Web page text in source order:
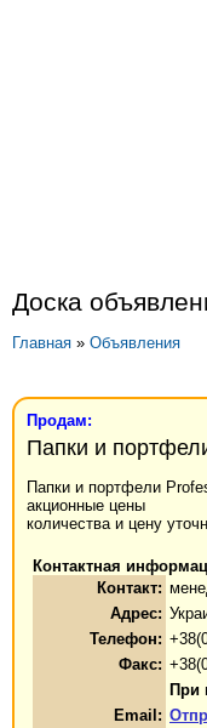
Доска
Главная » Объявления
Продам:
Папки и
Папки и портфели
акционные цены
количества и цену
Контактная
Контакт:
Адрес:
Телефон:
Факс:
При
Email: